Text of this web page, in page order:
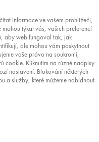
informace ve vašem prohlížeči,
týkat vás, vašich preferencí
aby web fungoval tak, jak
ale mohou vám poskytnout
vaše právo na soukromí,
cookie. Kliknutím na různé nadpisy
nastavení. Blokování některých
a služby, které můžeme nabídnout.